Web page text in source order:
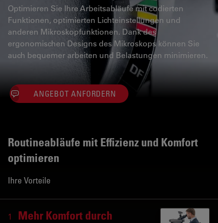
Optimieren Sie Ihre Arbeitsabläufe mit codierten
Funktionen, optimierten Lichteinstellungen und
anderen Mikroskopfunktionen. Dank des
ergonomischen Designs des Mikroskops können Sie
auch bequemer arbeiten und Belastungen minimieren.
ANGEBOT ANFORDERN
Routineabläufe mit Effizienz und Komfort
optimieren
Ihre Vorteile
1
Mehr Komfort durch